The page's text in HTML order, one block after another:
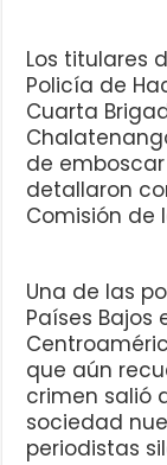
Los titulares
Policía de
Cuarta
de
detallaron
Comisión de
Una de las
Países Bajos
que aún
crimen salió
sociedad
periodistas